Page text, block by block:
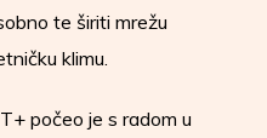
te širiti mrežu
klimu.
počeo je s radom u